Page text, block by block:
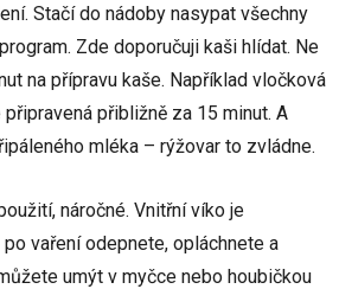
Stačí do nádoby nasypat všechny
Zde doporučuji kaši hlídat. Ne
na přípravu kaše. Například vločková
přibližně za 15 minut. A
mléka – rýžovar to zvládne.
náročné. Vnitřní víko je
vaření odepnete, opláchnete a
umýt v myčce nebo houbičkou